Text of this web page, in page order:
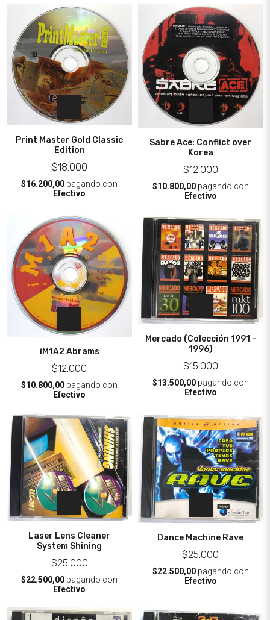
Print Master Gold Classic
Edition
$18.000
$16.200,00 pagando con
Efectivo
Sabre Ace: Conflict over
Korea
$12.000
$10.800,00pagando con
Efectivo
iM1A2 Abrams
$12.000
$10.800,00 pagando con
Efectivo
Mercado (Colección 1991 -
1996)
$15.000
$13.500,00pagando con
Efectivo
Laser Lens Cleaner
System Shining
$25.000
$22.500,00 pagando con
Efectivo
Dance Machine Rave
$25.000
$22.500,00pagando con
Efectivo